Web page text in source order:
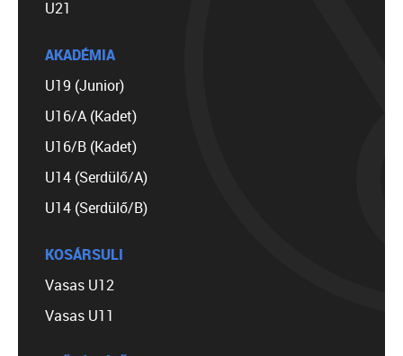
U21
AKADÉMIA
U19 (Junior)
U16/A (Kadet)
U16/B (Kadet)
U14 (Serdülő/A)
U14 (Serdülő/B)
KOSÁRSULI
Vasas U12
Vasas U11